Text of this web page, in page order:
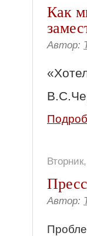
Как
Автор:
Автор: